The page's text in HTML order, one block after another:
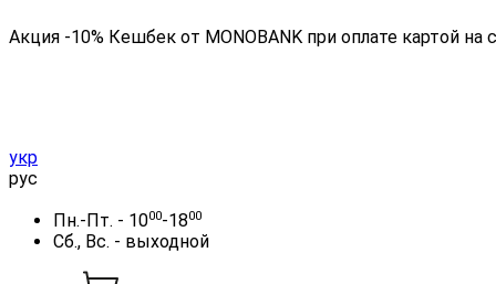
Акция -10% Кешбек от MONOBANK при оплате картой на
укр
рус
Пн.-Пт. - 1000-1800
Сб., Вс. - выходной